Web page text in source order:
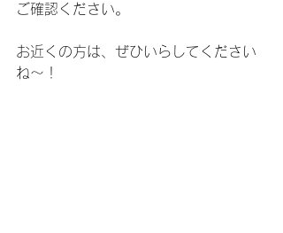
ご確認ください。
お近くの方は、ぜひいらしてください
ね～！